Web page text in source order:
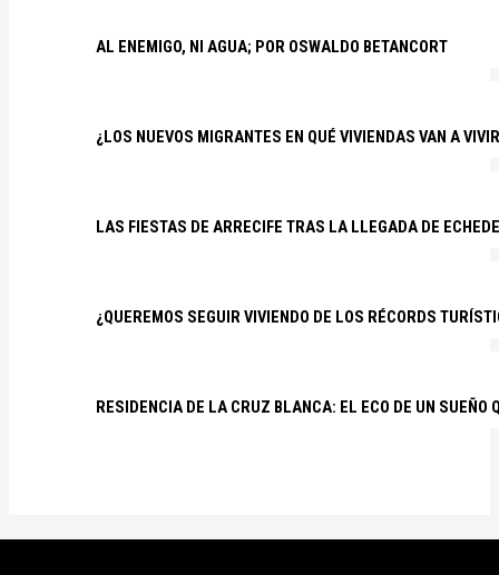
AL ENEMIGO, NI AGUA; POR OSWALDO BETANCORT
¿LOS NUEVOS MIGRANTES EN QUÉ VIVIENDAS VAN A
LAS FIESTAS DE ARRECIFE TRAS LA LLEGADA DE
¿QUEREMOS SEGUIR VIVIENDO DE LOS RÉCORDS
RESIDENCIA DE LA CRUZ BLANCA: EL ECO DE UN SUEÑO